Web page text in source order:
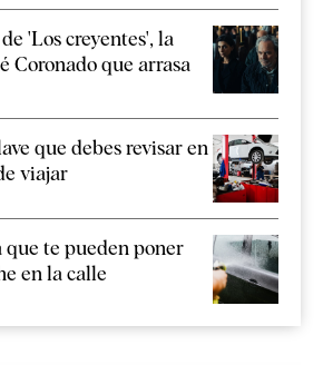
'Los creyentes', la
Coronado que arrasa
que debes revisar en
viajar
que te pueden poner
en la calle